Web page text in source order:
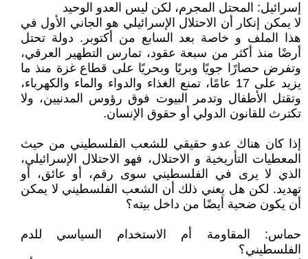
إسرائيل: المحتل المجرم، لكن ليس العدو الوحيد
لا يمكن إنكار أن الاحتلال الإسرائيلي هو الجاني الأول في
هذا الملف و خاصة بعد السابع من أكتوبر. دولة تحتل
أرضًا منذ أكثر من سبعة عقود، تمارس التطهير العرقي،
وتفرض حصارًا جويًا وبريًا وبحريًا على قطاع غزة منذ ما
يزيد على 17 عامًا، تمنع الغذاء والدواء والماء والكهرباء،
وتقتل الأطفال وتدمر البيوت فوق رؤوس المدنيين، ولا
تكترث للقانون الدولي أو حقوق الإنسان.
إذا كان هناك عدو حقيقي للشعب الفلسطيني من حيث
المعطيات التأريخية و الاحتلال، فهو الاحتلال الإسرائيلي،
الذي لا يرى في الفلسطيني سوى رقم، أو عائق، أو
تهديد. لكن هل يعني ذلك أن الشعب الفلسطيني لا يمكن
أن يكون ضحية أيضًا من داخل بيته؟
حماس: المقاومة أم الاستخدام السياسي للدم
الفلسطيني؟